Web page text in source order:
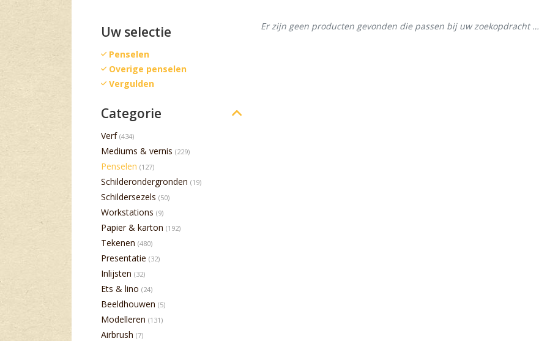
Uw selectie
Penselen
Overige penselen
Vergulden
Categorie
Verf (434)
Mediums & vernis (229)
Penselen (127)
Schilderondergronden (19)
Schildersezels (50)
Workstations (9)
Papier & karton (192)
Tekenen (480)
Presentatie (32)
Inlijsten (32)
Ets & lino (24)
Beeldhouwen (5)
Modelleren (131)
Airbrush (7)
Er zijn geen producten gevonden die passen bij uw zoekopdracht …